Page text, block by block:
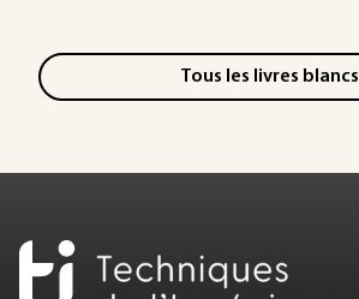
Tous les livres blancs